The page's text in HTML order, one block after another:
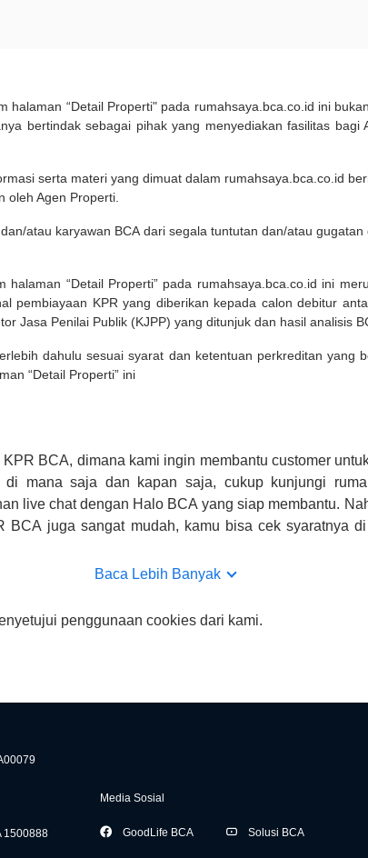
halaman “Detail Properti" pada rumahsaya.bca.co.id ini
bertindak sebagai pihak yang menyediakan fasilitas
serta materi yang dimuat dalam rumahsaya.bca.co.id
oleh Agen Properti.
atau karyawan BCA dari segala tuntutan dan/atau
“Detail Properti” pada rumahsaya.bca.co.id ini
pembiayaan KPR yang diberikan kepada calon debitur
Jasa Penilai Publik (KJPP) yang ditunjuk dan hasil analisis
dahulu sesuai syarat dan ketentuan perkreditan yang
“Detail Properti” ini
BCA, dimana kami ingin membantu customer
mana saja dan kapan saja, cukup kunjungi
live chat dengan Halo BCA yang siap membantu.
juga sangat mudah, kamu bisa cek syaratnya di
bisa di verifikasi oleh BCA.
Baca Lebih Banyak
penggunaan cookies dari kami.
1500888
Media Sosial
GoodLife BCA Solusi BCA